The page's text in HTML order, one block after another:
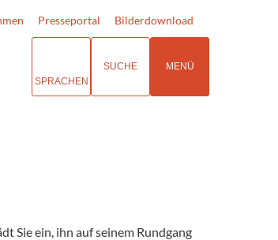
Presseportal Bilderdownload
SPRACHEN
SUCHE MENÜ
Sie ein, ihn auf seinem Rundgang